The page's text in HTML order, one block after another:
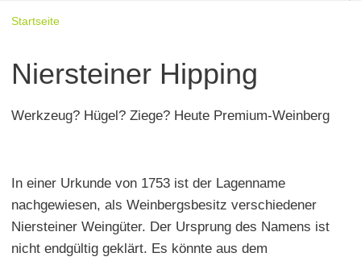
Startseite
Niersteiner Hipping
Werkzeug? Hügel? Ziege? Heute Premium-Weinberg
In einer Urkunde von 1753 ist der Lagenname
nachgewiesen, als Weinbergsbesitz verschiedener
Niersteiner Weingüter. Der Ursprung des Namens ist
nicht endgültig geklärt. Es könnte aus dem